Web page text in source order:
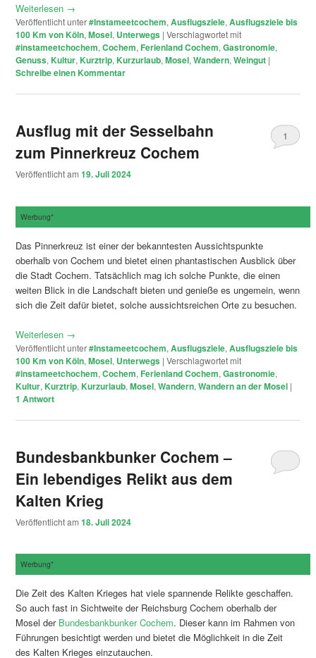
Weiterlesen →
Veröffentlicht unter#Instameetcochem,Ausflugsziele,Ausflugsziele bis
100 Km von Köln,Mosel, Unterwegs |Verschlagwortet mit
#instameetchochem,Cochem,Ferienland Cochem,Gastronomie,
Genuss,Kultur,Kurztrip,Kurzurlaub,Mosel,Wandern,Weingut |
Schreibe einen Kommentar
Ausflug mit der Sesselbahn
zum Pinnerkreuz Cochem
Veröffentlicht am19. Juli 2024
1
Werbung*
Das Pinnerkreuz ist einer der bekanntesten Aussichtspunkte
oberhalb von Cochem und bietet einen phantastischen Ausblick über
die Stadt Cochem. Tatsächlich mag ich solche Punkte, die einen
weiten Blick in die Landschaft bieten und genieße es ungemein, wenn
sich die Zeit dafür bietet, solche aussichtsreichen Orte zu besuchen.
Weiterlesen →
Veröffentlicht unter#Instameetcochem,Ausflugsziele,Ausflugsziele bis
100 Km von Köln,Mosel, Unterwegs |Verschlagwortet mit
#instameetchochem,Cochem,Ferienland Cochem,Gastronomie,
Kultur,Kurztrip,Kurzurlaub,Mosel,Wandern,Wandern an der Mosel |
1 Antwort
Bundesbankbunker Cochem –
Ein lebendiges Relikt aus dem
Kalten Krieg
Veröffentlicht am18. Juli 2024
Werbung*
Die Zeit des Kalten Krieges hat viele spannende Relikte geschaffen.
So auch fast in Sichtweite der Reichsburg Cochem oberhalb der
Mosel der Bundesbankbunker Cochem. Dieser kann im Rahmen von
Führungen besichtigt werden und bietet die Möglichkeit in die Zeit
des Kalten Krieges einzutauchen.